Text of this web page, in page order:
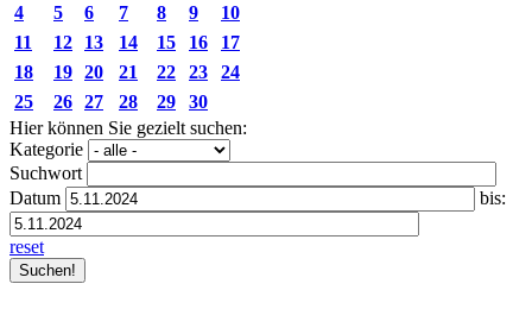
4
5 6 7 8 9
10
11
12 13 14 15 16
17
18
19 20 21 22 23
24
25
26 27 28 29
30
Hier können Sie gezielt suchen:
Kategorie
Suchwort
Datum
bis:
reset